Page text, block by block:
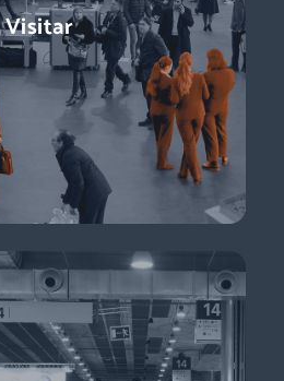
Visitar
la feria líder en España, el evento
a los decisores de compras:
directores de compras, responsables
profesionales para impulsar tu
más